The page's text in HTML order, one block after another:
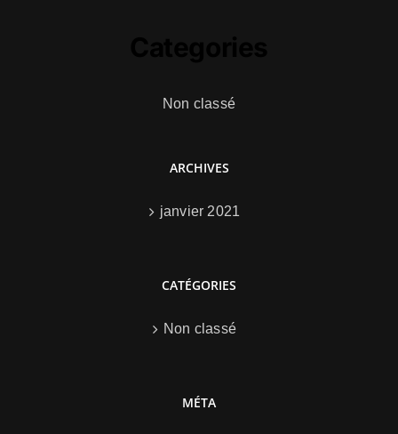
Non classé
ARCHIVES
janvier 2021
CATÉGORIES
Non classé
MÉTA